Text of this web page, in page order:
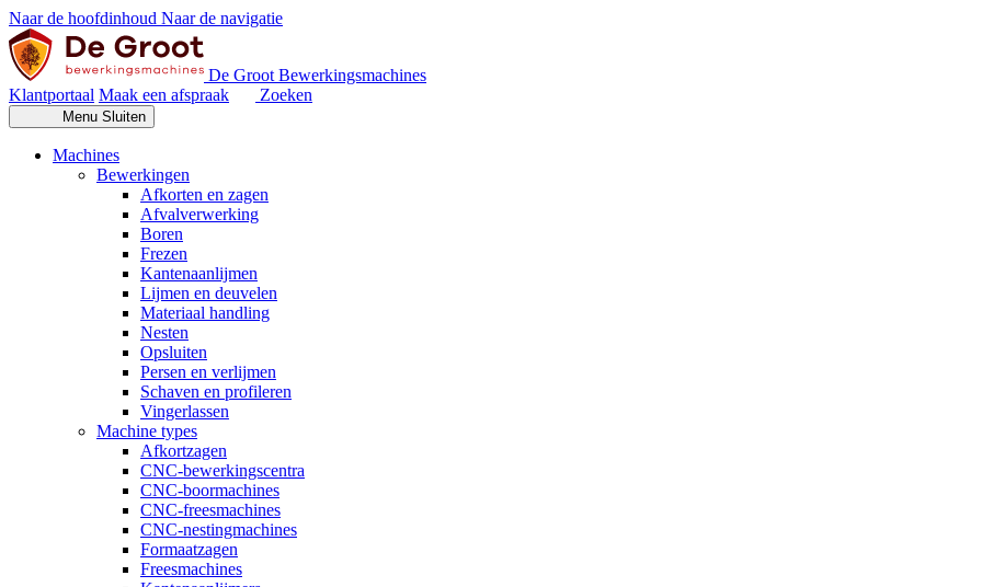
Naar de hoofdinhoud Naar de navigatie
De Groot Bewerkingsmachines
Klantportaal Maak een afspraak Zoeken
Menu Sluiten
Machines
Bewerkingen
Afkorten en zagen
Afvalverwerking
Boren
Frezen
Kantenaanlijmen
Lijmen en deuvelen
Materiaal handling
Nesten
Opsluiten
Persen en verlijmen
Schaven en profileren
Vingerlassen
Machine types
Afkortzagen
CNC-bewerkingscentra
CNC-boormachines
CNC-freesmachines
CNC-nestingmachines
Formaatzagen
Freesmachines